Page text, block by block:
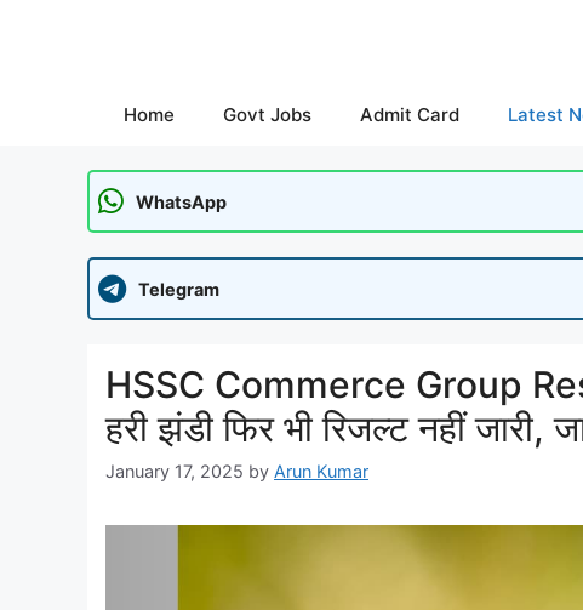
Home Govt Jobs Admit Card Latest
WhatsApp
Telegram
HSSC Commerce Group
हरी झंडी फिर भी रिजल्ट नहीं जारी,
January 17, 2025 by Arun Kumar